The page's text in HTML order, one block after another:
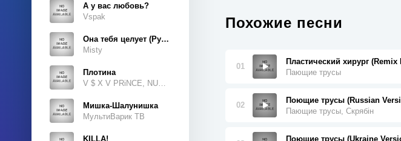
А у вас любовь?
Vspak
Она тебя целует (Руки Вверх Cover)
Misty
Плотина
Мишка-Шалунишка
МультиВарик ТВ
KILLA!
Похожие песни
01
Пластический хирург
Пающие трусы
02
Поющие трусы (Russian
Пающие трусы, Скрябін
Поющие трусы (Ukraine